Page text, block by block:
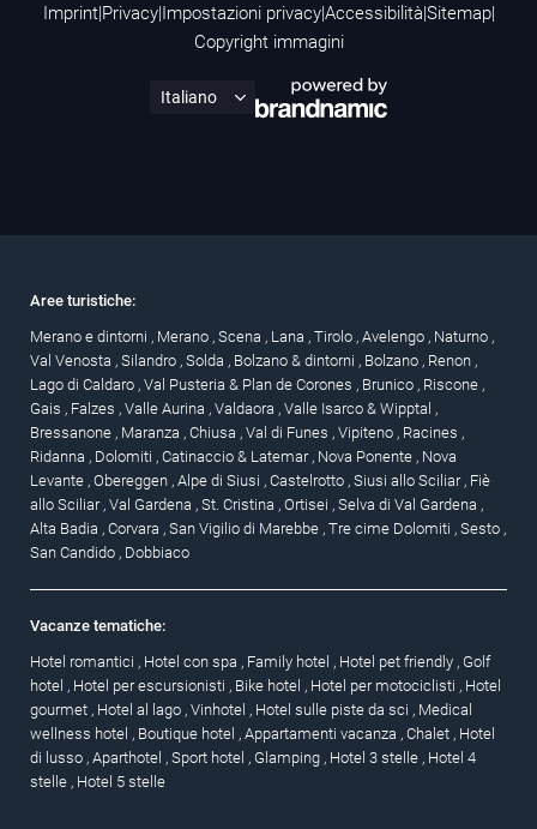
Imprint|Privacy|Impostazioni privacy|Accessibilità|Sitemap|
Copyright immagini
Aree turistiche:
Merano e dintorni , Merano , Scena , Lana , Tirolo , Avelengo , Naturno ,
Val Venosta , Silandro , Solda , Bolzano & dintorni , Bolzano , Renon ,
Lago di Caldaro , Val Pusteria & Plan de Corones , Brunico , Riscone ,
Gais , Falzes , Valle Aurina , Valdaora , Valle Isarco & Wipptal ,
Bressanone , Maranza , Chiusa , Val di Funes , Vipiteno , Racines ,
Ridanna , Dolomiti , Catinaccio & Latemar , Nova Ponente , Nova
Levante , Obereggen , Alpe di Siusi , Castelrotto , Siusi allo Sciliar , Fiè
allo Sciliar , Val Gardena , St. Cristina , Ortisei , Selva di Val Gardena ,
Alta Badia , Corvara , San Vigilio di Marebbe , Tre cime Dolomiti , Sesto ,
San Candido , Dobbiaco
Vacanze tematiche:
Hotel romantici , Hotel con spa , Family hotel , Hotel pet friendly , Golf
hotel , Hotel per escursionisti , Bike hotel , Hotel per motociclisti , Hotel
gourmet , Hotel al lago , Vinhotel , Hotel sulle piste da sci , Medical
wellness hotel , Boutique hotel , Appartamenti vacanza , Chalet , Hotel
di lusso , Aparthotel , Sport hotel , Glamping , Hotel 3 stelle , Hotel 4
stelle , Hotel 5 stelle